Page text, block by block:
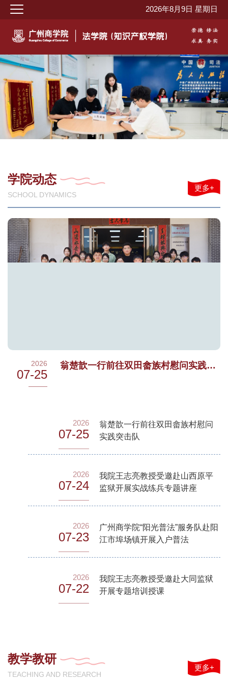
2026年8月9日 星期日
学院动态
SCHOOL DYNAMICS
更多+
2026
07-25
翁楚歆一行前往双田畲族村慰问实践突击队
2026
07-25
翁楚歆一行前往双田畲族村慰问
实践突击队
2026
07-24
我院王志亮教授受邀赴山西原平
监狱开展实战练兵专题讲座
2026
07-23
广州商学院“阳光普法”服务队赴阳
江市埠场镇开展入户普法
2026
07-22
我院王志亮教授受邀赴大同监狱
开展专题培训授课
教学教研
TEACHING AND RESEARCH
更多+